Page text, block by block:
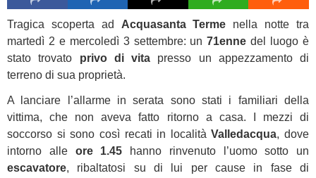
Tragica scoperta ad Acquasanta Terme nella notte tra
martedì 2 e mercoledì 3 settembre: un71enne del luogo è
stato trovato privo di vita presso un appezzamento di
terreno di sua proprietà.
A lanciare l’allarme in serata sono stati i familiari della
vittima, che non aveva fatto ritorno a casa. I mezzi di
soccorso si sono così recati in localitàValledacqua, dove
intorno alle ore 1.45 hanno rinvenuto l’uomo sotto un
escavatore, ribaltatosi su di lui per cause in fase di